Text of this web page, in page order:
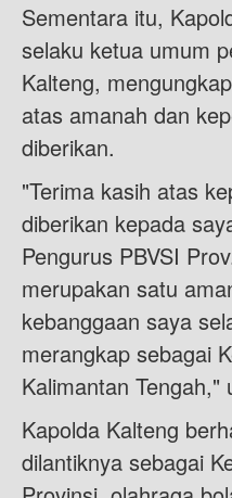
Sementara itu,
selaku ketua umum
Kalteng,
atas amanah dan
diberikan.
"Terima kasih atas
diberikan kepada
Pengurus PBVSI
merupakan satu
kebanggaan saya
merangkap sebagai
Kalimantan Tengah,"
Kapolda Kalteng
dilantiknya sebagai